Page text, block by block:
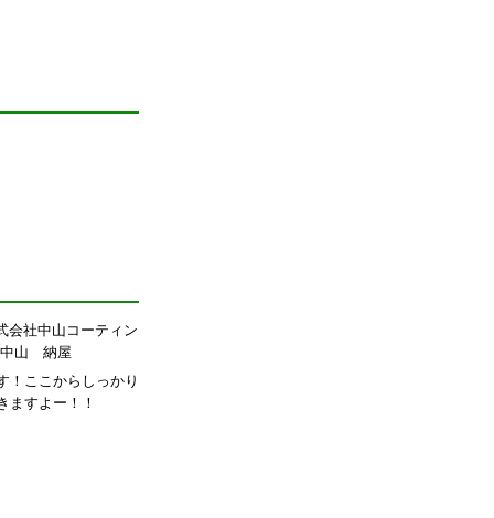
！ここからしっかり
ますよー！！